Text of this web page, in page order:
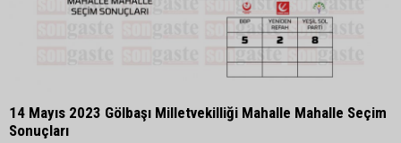
14 Mayıs 2023 Gölbaşı Milletvekilliği Mahalle Mahalle Seçim
Sonuçları